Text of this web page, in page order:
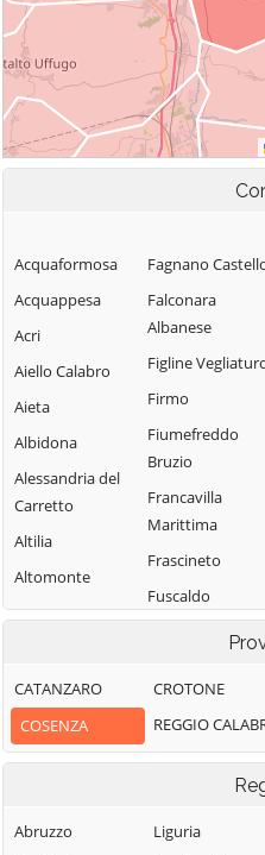
Acquaformosa
Acquappesa
Acri
Aiello Calabro
Aieta
Albidona
Alessandria del
Carretto
Altilia
Altomonte
Amantea
Aprigliano
Belmonte
Calabro
Fagnano
Falconara
Albanese
Figline
Firmo
Fiumefreddo
Bruzio
Francavilla
Marittima
Frascineto
Fuscaldo
Piemontese
Lago
Laino Castello
CATANZARO
COSENZA
CROTONE
REGGIO
Abruzzo
Liguria